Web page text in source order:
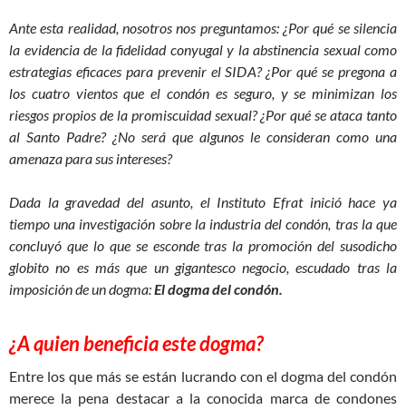
Ante esta realidad, nosotros nos preguntamos: ¿Por qué se silencia
la evidencia de la fidelidad conyugal y la abstinencia sexual como
estrategias eficaces para prevenir el SIDA? ¿Por qué se pregona a
los cuatro vientos que el condón es seguro, y se minimizan los
riesgos propios de la promiscuidad sexual? ¿Por qué se ataca tanto
al Santo Padre? ¿No será que algunos le consideran como una
amenaza para sus intereses?
Dada la gravedad del asunto, el Instituto Efrat inició hace ya
tiempo una investigación sobre la industria del condón, tras la que
concluyó que lo que se esconde tras la promoción del susodicho
globito no es más que un gigantesco negocio, escudado tras la
imposición de un dogma:El dogma del condón.
¿A quien beneficia este dogma?
Entre los que más se están lucrando con el dogma del condón
merece la pena destacar a la conocida marca de condones